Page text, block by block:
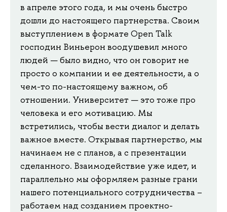
в апреле этого года, и мы очень быстро
дошли до настоящего партнерства. Своим
выступлением в формате Open Talk
господин Виньерон воодушевил много
людей — было видно, что он говорит не
просто о компании и ее деятельности, а о
чем-то по-настоящему важном, об
отношении. Университет — это тоже про
человека и его мотивацию. Мы
встретились, чтобы вести диалог и делать
важное вместе. Открывая партнерство, мы
начинаем не с планов, а с презентации
сделанного. Взаимодействие уже идет, и
параллельно мы оформляем разные грани
нашего потенциального сотрудничества –
работаем над созданием проектно-